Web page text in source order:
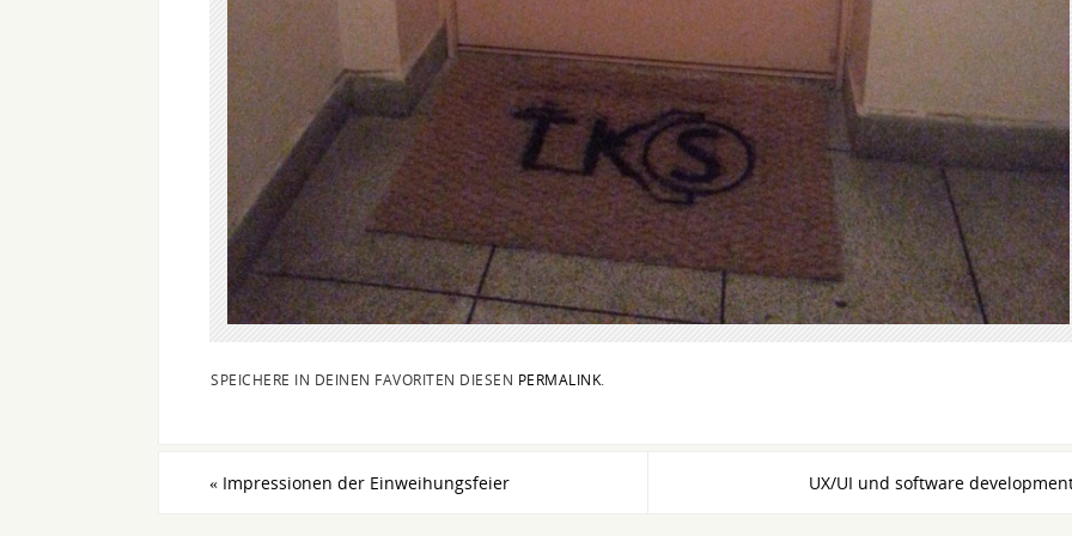
SPEICHERE IN DEINEN FAVORITEN DIESEN PERMALINK
« Impressionen der Einweihungsfeier UX/UI und software